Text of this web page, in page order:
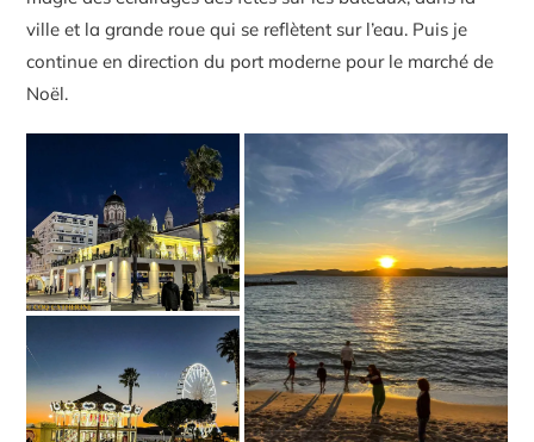
ville et la grande roue qui se reflètent sur l’eau. Puis je
continue en direction du port moderne pour le marché de
Noël.